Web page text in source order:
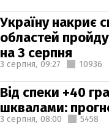
Україну накриє
областей
на 3 серпня
3 серпня, 09:27 10936
Від спеки +40
шквалами:
3 серпня, 08:00 5458